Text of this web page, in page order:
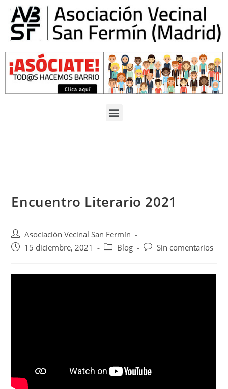
Encuentro Literario 2021
Asociación Vecinal San Fermín
15 diciembre, 2021
Blog Sin comentarios